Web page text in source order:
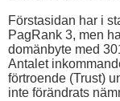
Förstasidan har i
PagRank 3, men
domänbyte med
Antalet
förtroende (Trust)
inte förändrats